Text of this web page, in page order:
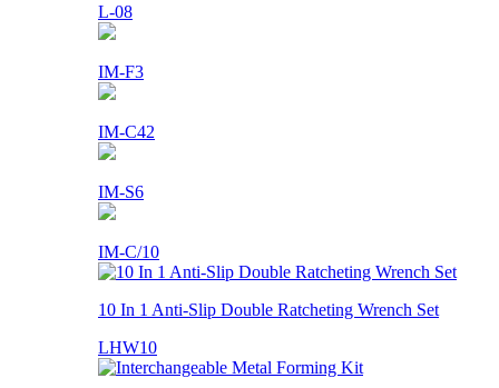
L-08
IM-F3
IM-C42
IM-S6
IM-C/10
10 In 1 Anti-Slip Double Ratcheting Wrench Set
LHW10